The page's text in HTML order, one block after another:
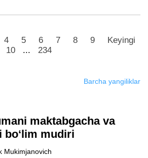
4 5 6 7 8
9
10
... 234
Keyingi
Barcha yangiliklar
maktabgacha va
bo‘lim mudiri
Mukimjanovich